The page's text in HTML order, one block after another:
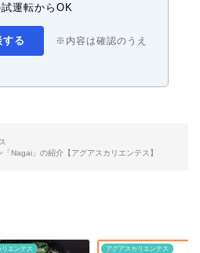
運転からOK
る ※内容は確認のうえ
Nagai」の紹介【アグアスカリエンテス】
リエンテス アグアスカリエンテス